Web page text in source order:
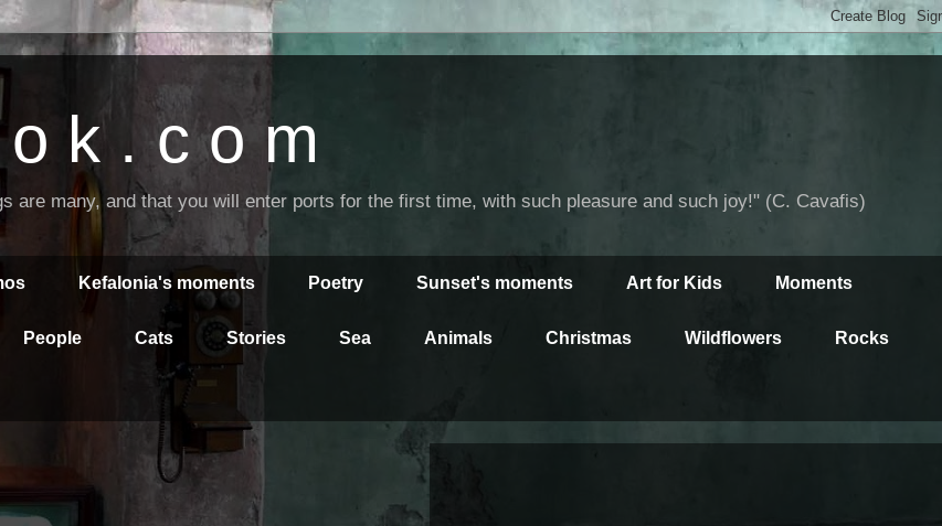
k . c o m
are many, and that you will enter ports for the first time, with such pleasure and such joy!" (C. Cavafis)
Kefalonia's moments Poetry Sunset's moments Art for Kids Moments
People Cats Stories Sea Animals Christmas Wildflowers Rocks